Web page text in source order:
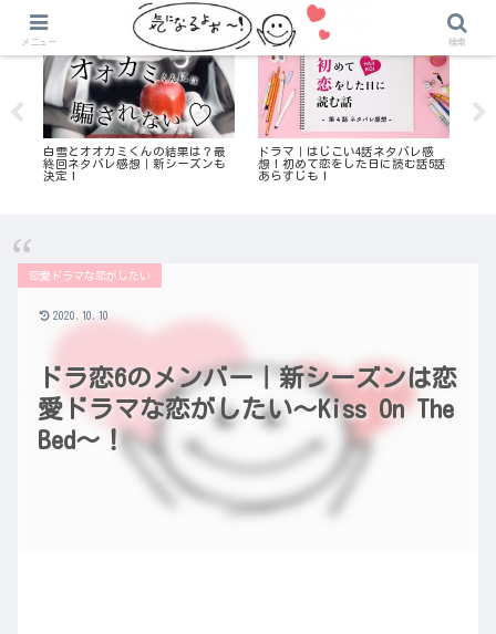
白雪とオオカミくんの結果は？最
終回ネタバレ感想｜新シーズンも
決定！
ドラマ｜はじこい4話ネタバレ感
想！初めて恋をした日に読む話5話
あらすじも！
ドラ恋6のメンバー｜新シーズンは恋
愛ドラマな恋がしたい～Kiss On The
Bed～！
恋愛ドラマな恋がしたい
2020.10.10
メニュー 検索